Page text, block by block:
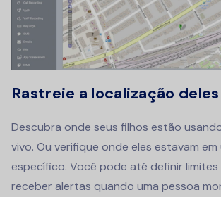
Rastreie a localização deles
Descubra onde seus filhos estão
vivo. Ou verifique onde eles estavam
específico. Você pode até definir limites
receber alertas quando uma pessoa